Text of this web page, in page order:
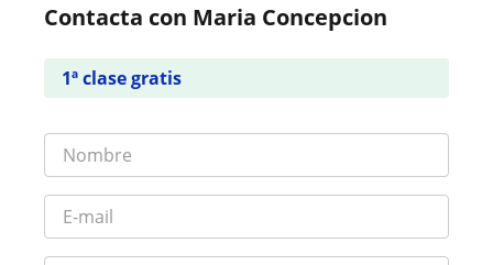
Contacta con Maria Concepcion
1ª clase gratis